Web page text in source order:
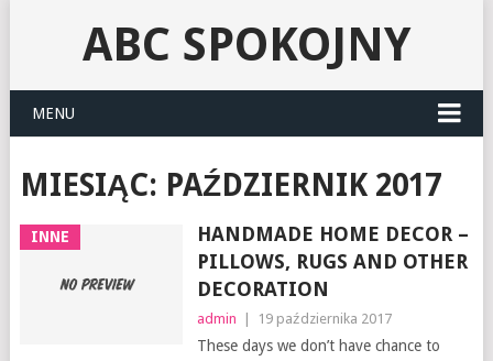
ABC SPOKOJNY
MENU
MIESIĄC: PAŹDZIERNIK 2017
INNE
HANDMADE HOME DECOR –
PILLOWS, RUGS AND OTHER
DECORATION
admin 19 października 2017
These days we don’t have chance to